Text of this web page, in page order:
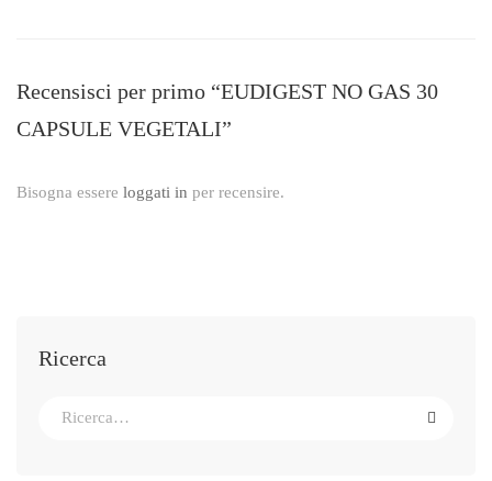
Ricerca
Recensisci per primo “EUDIGEST NO GAS 30
CAPSULE VEGETALI”
Bisogna essere loggati in per recensire.